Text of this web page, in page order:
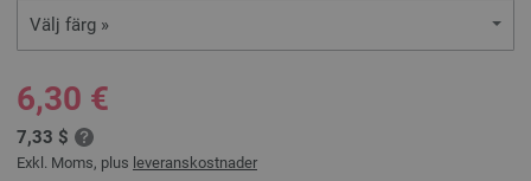
Välj färg »
6,30 €
7,33 $
Exkl. Moms, plus leveranskostnader